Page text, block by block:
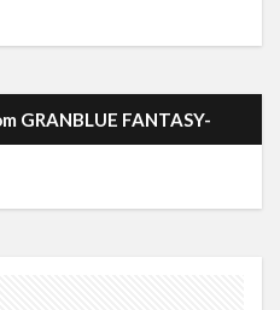
GRANBLUE FANTASY-